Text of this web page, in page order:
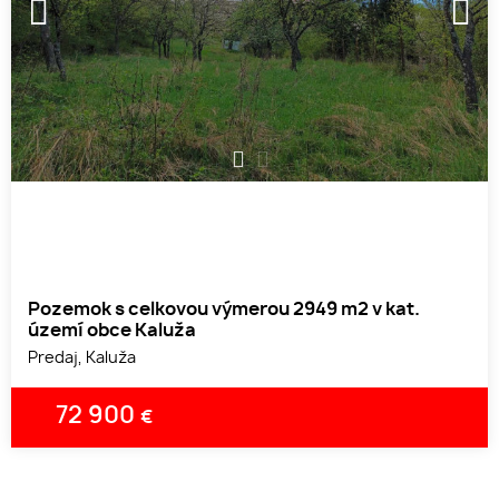
1 2
Pozemok s celkovou výmerou 2949 m2 v kat.
území obce Kaluža
Predaj, Kaluža
72 900 €